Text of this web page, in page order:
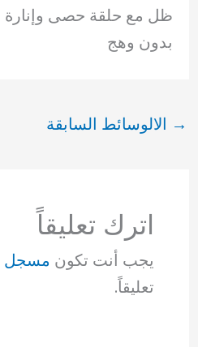
ظل مع حلقة حصى وإنارة
بدون وهج
→ الالوسائط السابقة
اترك تعليقاً
يجب أنت تكون مسجل
تعليقاً.